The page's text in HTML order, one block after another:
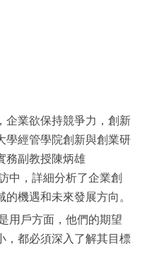
企業欲保持競爭力，創新
學經管學院創新與創業研
務副教授陳炳雄
中，詳細分析了企業創
機遇和未來發展方向。
用戶方面，他們的期望
，都必須深入了解其目標